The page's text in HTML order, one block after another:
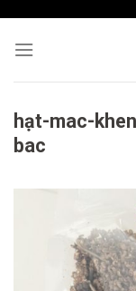
content
hạt-mac-
bac